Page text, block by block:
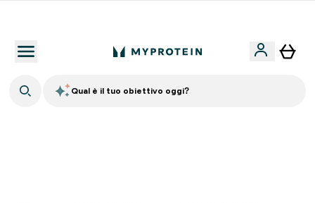
Qual è il tuo obiettivo oggi?